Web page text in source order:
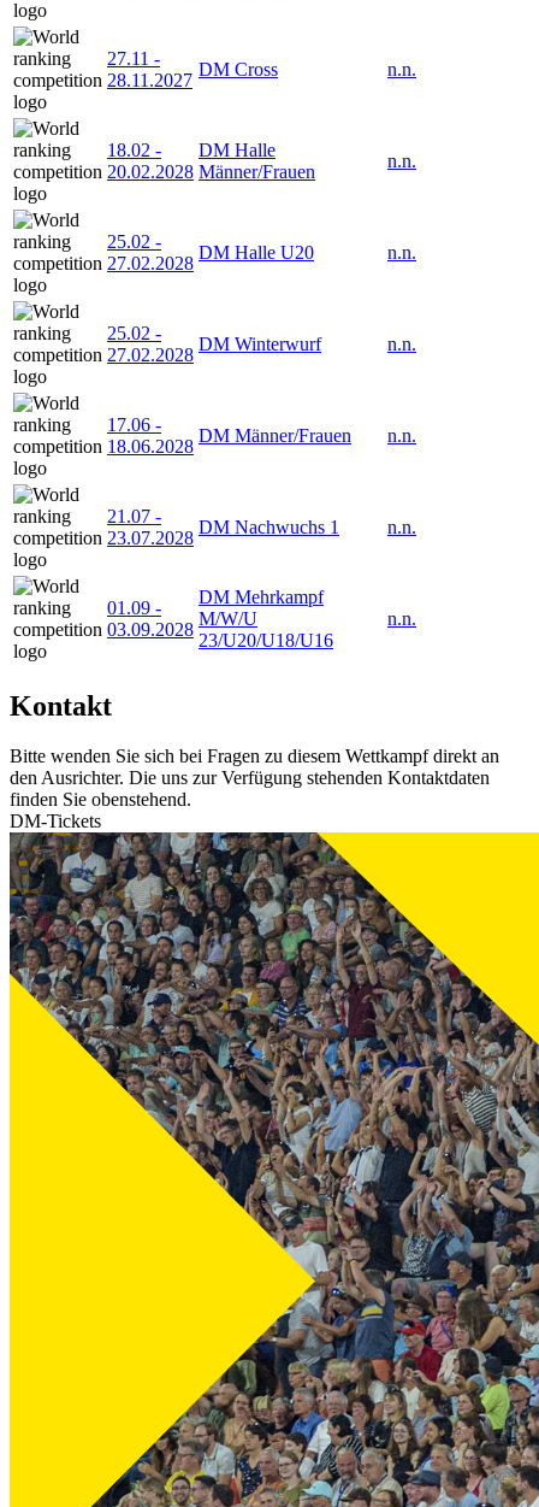
27.11 -
28.11.2027
DM Cross n.n.
18.02 -
20.02.2028
DM Halle
Männer/Frauen
n.n.
25.02 -
27.02.2028
DM Halle U20 n.n.
25.02 -
27.02.2028
DM Winterwurf n.n.
17.06 -
18.06.2028
DM Männer/Frauen n.n.
21.07 -
23.07.2028
DM Nachwuchs 1 n.n.
01.09 -
03.09.2028
DM Mehrkampf
M/W/U
23/U20/U18/U16
n.n.
Kontakt
Bitte wenden Sie sich bei Fragen zu diesem Wettkampf direkt an
den Ausrichter. Die uns zur Verfügung stehenden Kontaktdaten
finden Sie obenstehend.
DM-Tickets